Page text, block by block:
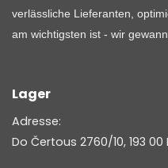
verlässliche Lieferanten,
am wichtigsten ist - wir
Lager
Adresse:
Do Čertous 2760/10, 193